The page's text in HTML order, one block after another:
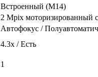
Встроенный (М14)
2 Mpix моторизированный
Автофокус /
4.3х / Есть
1